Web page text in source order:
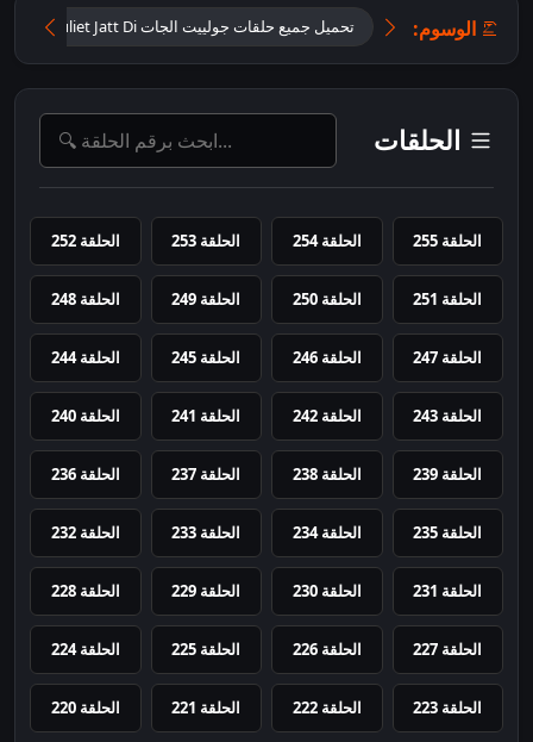
الوسوم: تحميل جميع حلقات جولييت الجات Tu Juliet Jatt Di مترجمة
الحلقات
الحلقة 255 الحلقة 254 الحلقة 253 الحلقة 252
الحلقة 251 الحلقة 250 الحلقة 249 الحلقة 248
الحلقة 247 الحلقة 246 الحلقة 245 الحلقة 244
الحلقة 243 الحلقة 242 الحلقة 241 الحلقة 240
الحلقة 239 الحلقة 238 الحلقة 237 الحلقة 236
الحلقة 235 الحلقة 234 الحلقة 233 الحلقة 232
الحلقة 231 الحلقة 230 الحلقة 229 الحلقة 228
الحلقة 227 الحلقة 226 الحلقة 225 الحلقة 224
الحلقة 223 الحلقة 222 الحلقة 221 الحلقة 220